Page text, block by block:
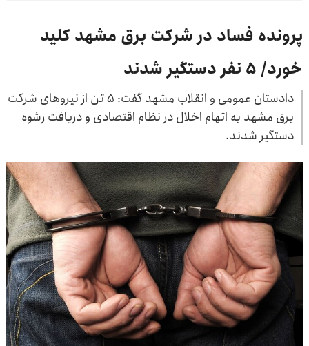
پرونده فساد در شرکت برق مشهد کلید
خورد/ ۵ نفر دستگیر شدند
دادستان عمومی و انقلاب مشهد گفت: ۵ تن از نیروهای شرکت
برق مشهد به اتهام اخلال در نظام اقتصادی و دریافت رشوه
دستگیر شدند.